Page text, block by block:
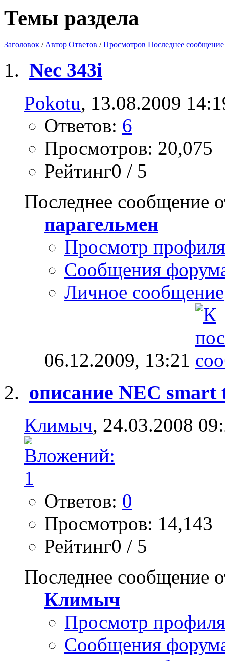
Темы раздела
Заголовок / Автор Ответов /Просмотров Последнее сообщение
Nec 343i
Pokotu, 13.08.2009
Ответов: 6
Просмотров: 20,075
Рейтинг0 / 5
Последнее сообщение
парагельмен
Просмотр профиля
Сообщения
Личное сообщение
06.12.2009, 13:21
описание NEC smart
Климыч, 24.03.2008
Ответов: 0
Просмотров: 14,143
Рейтинг0 / 5
Последнее сообщение
Климыч
Просмотр профиля
Сообщения